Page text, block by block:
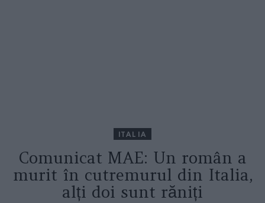
ITALIA
Comunicat MAE: Un român a
murit în cutremurul din Italia,
alți doi sunt răniți